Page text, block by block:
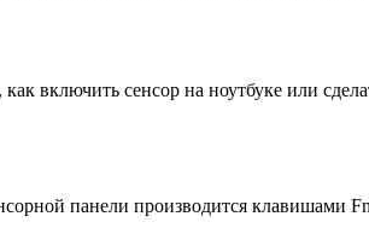
включить сенсор на ноутбуке или
панели производится